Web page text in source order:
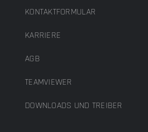
KONTAKTFORMULAR
KARRIERE
AGB
TEAMVIEWER
DOWNLOADS UND TREIBER